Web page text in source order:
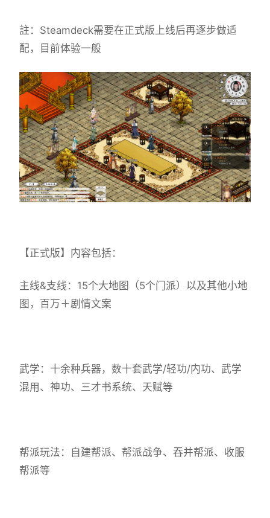
註：Steamdeck需要在正式版上线后再逐步做适
配，目前体验一般
【正式版】内容包括：
主线&支线：15个大地图（5个门派）以及其他小地
图，百万＋剧情文案
武学：十余种兵器，数十套武学/轻功/内功、武学
混用、神功、三才书系统、天赋等
帮派玩法：自建帮派、帮派战争、吞并帮派、收服
帮派等